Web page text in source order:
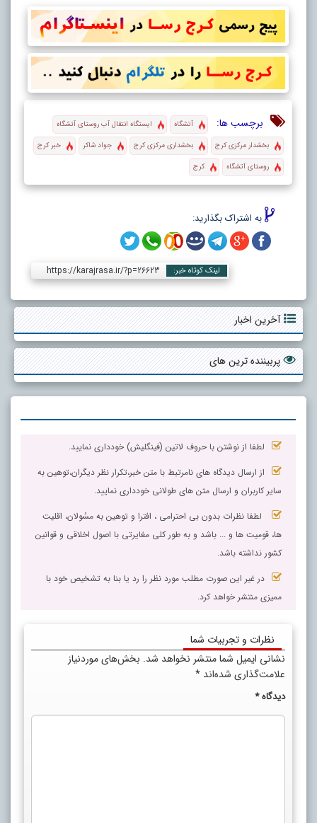
برچسب ها: آتشگاه
ایستگاه انتقال آب روستای آتشگاه
بخشدار مرکزی کرج
بخشداری مرکزی کرج جواد شاکر
خبر کرج
روستای آتشگاه
کرج
به اشتراک بگذارید:
لینک کوتاه خبر: https://karajrasa.ir/?p=26623
آخرین اخبار
پربیننده ترین های
لطفا از نوشتن با حروف لاتین (فینگلیش) خودداری نمایید.
از ارسال دیدگاه های نامرتبط با متن خبر،تکرار نظر دیگران،توهین به
سایر کاربران و ارسال متن های طولانی خودداری نمایید.
لطفا نظرات بدون بی احترامی ، افترا و توهین به مسٔولان، اقلیت
ها، قومیت ها و ... باشد و به طور کلی مغایرتی با اصول اخلاقی و قوانین
کشور نداشته باشد.
در غیر این صورت مطلب مورد نظر را رد یا بنا به تشخیص خود با
ممیزی منتشر خواهد کرد.
نظرات و تجربیات شما
نشانی ایمیل شما منتشر نخواهد شد. بخش‌های موردنیاز
علامت‌گذاری شده‌اند *
دیدگاه*